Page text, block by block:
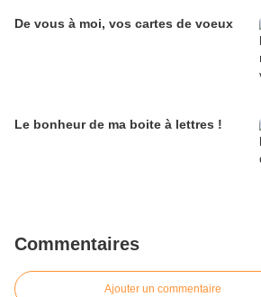
De vous à moi, vos cartes de voeux
Le bonheur de ma boite à lettres !
Commentaires
Ajouter un commentaire